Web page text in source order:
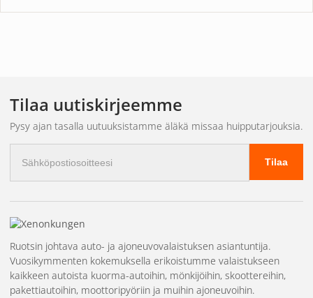
Tilaa uutiskirjeemme
Pysy ajan tasalla uutuuksistamme äläkä missaa huipputarjouksia.
Tilaa
Ruotsin johtava auto- ja ajoneuvovalaistuksen asiantuntija.
Vuosikymmenten kokemuksella erikoistumme valaistukseen
kaikkeen autoista kuorma-autoihin, mönkijöihin, skoottereihin,
pakettiautoihin, moottoripyöriin ja muihin ajoneuvoihin.